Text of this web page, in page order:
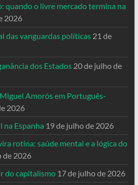
quando o livre mercado termina na
2026
das vanguardas políticas 21 de
dos Estados 20 de julho de
Amorós em Português-
2026
na Espanha 19 de julho de 2026
rotina: saúde mental e a lógica do
de 2026
do capitalismo 17 de julho de 2026